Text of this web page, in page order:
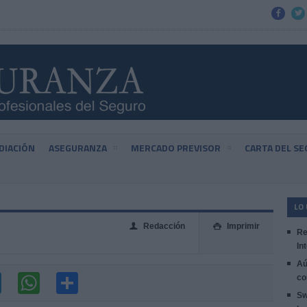
 
ASEGURANZA MERCADO PREVISOR CARTA DEL
 Imprimir
👤 Redacción